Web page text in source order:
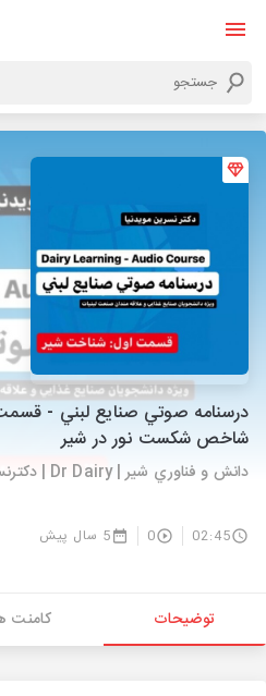
شاخص شکست نور در شیر
دانش و فناوري شير | Dr Dairy | دكترنسرين مويدنيا
02:45
0 5 سال پیش
توضیحات کامنت